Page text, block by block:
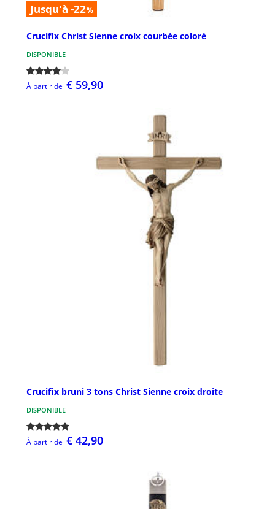
Jusqu'à -22%
Crucifix Christ Sienne croix courbée coloré
DISPONIBLE
À partir de € 59,90
Crucifix bruni 3 tons Christ Sienne croix droite
DISPONIBLE
À partir de € 42,90